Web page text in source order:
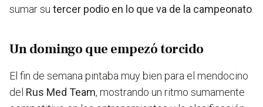
sumar su tercer podio en lo que va de la campeonato
Un domingo que empezó torcido
El fin de semana pintaba muy bien para el mendocino
del Rus Med Team, mostrando un ritmo sumamente